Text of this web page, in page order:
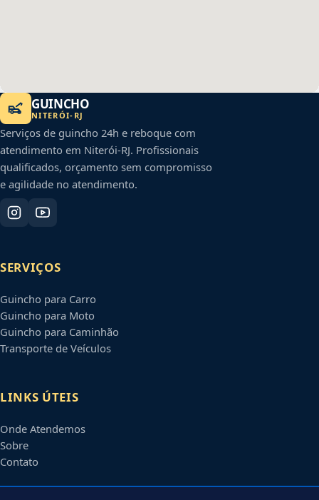
GUINCHO
NITERÓI- RJ
Serviços de guincho 24h e reboque com
atendimento em Niterói-RJ. Profissionais
qualificados, orçamento sem compromisso
e agilidade no atendimento.
SERVIÇOS
Guincho para Carro
Guincho para Moto
Guincho para Caminhão
Transporte de Veículos
LINKS ÚTEIS
Onde Atendemos
Sobre
Contato